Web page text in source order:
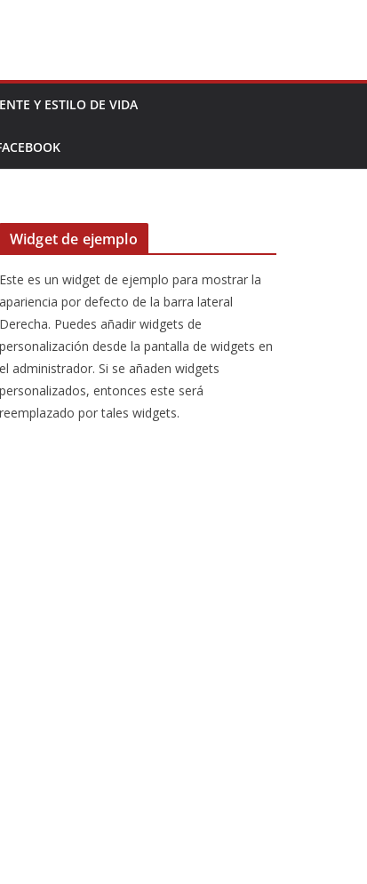
Y ESTILO DE VIDA
Widget de ejemplo
Este es un widget de ejemplo para mostrar la
apariencia por defecto de la barra lateral
Derecha. Puedes añadir widgets de
personalización desde la pantalla de widgets en
el administrador. Si se añaden widgets
personalizados, entonces este será
reemplazado por tales widgets.